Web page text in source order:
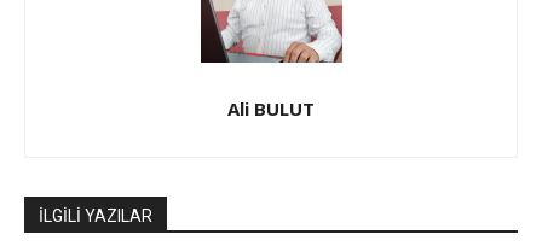
Ali BULUT
İLGİLİ YAZILAR